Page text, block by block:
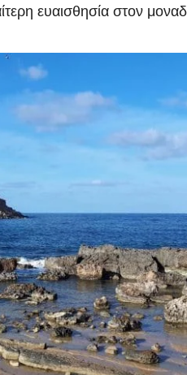
ευαισθησία στον